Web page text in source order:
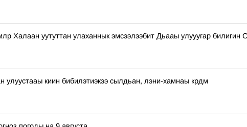
Халаан уутуттан улаханнык эмсээлээбит Дьааы улууугар билигин
киин бибилэтиэкээ сылдьан, лэни-хамнаы крдм